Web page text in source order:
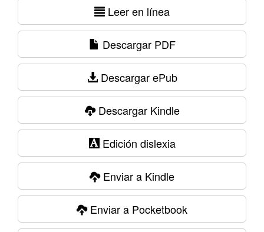
Leer en línea
Descargar PDF
Descargar ePub
Descargar Kindle
Edición dislexia
Enviar a Kindle
Enviar a Pocketbook